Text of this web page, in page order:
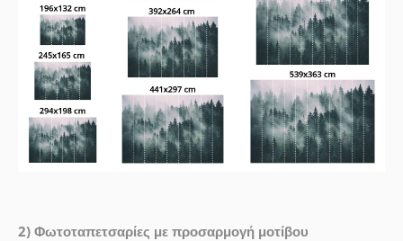
2) Φωτοταπετσαρίες με προσαρμογή μοτίβου